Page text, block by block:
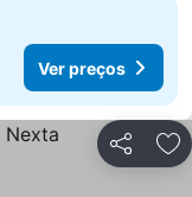
Ver preços
Partilhar